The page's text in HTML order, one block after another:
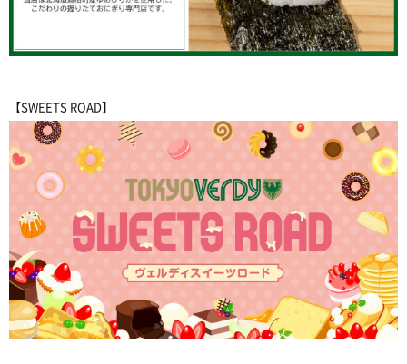
【SWEETS ROAD】